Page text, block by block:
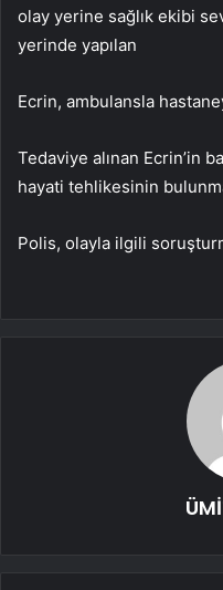
olay yerine sağlık ekibi
yerinde yapılan
Ecrin, ambulansla
Tedaviye alınan Ecrin’in
hayati tehlikesinin
Polis, olayla ilgili